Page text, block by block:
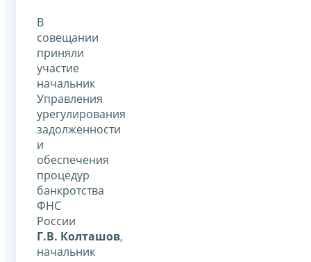
В
совещании
приняли
участие
начальник
Управления
урегулирования
задолженности
и
обеспечения
процедур
банкротства
ФНС
России
Г.В. Колташов,
начальник